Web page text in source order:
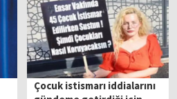
Çocuk istismarı iddialarını